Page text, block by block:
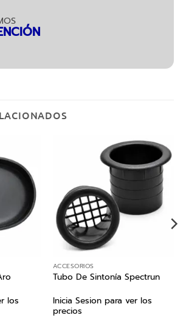
los
ACCESORIOS
Tubo De Sintonía Spectrun
Inicia Sesion para ver los
precios